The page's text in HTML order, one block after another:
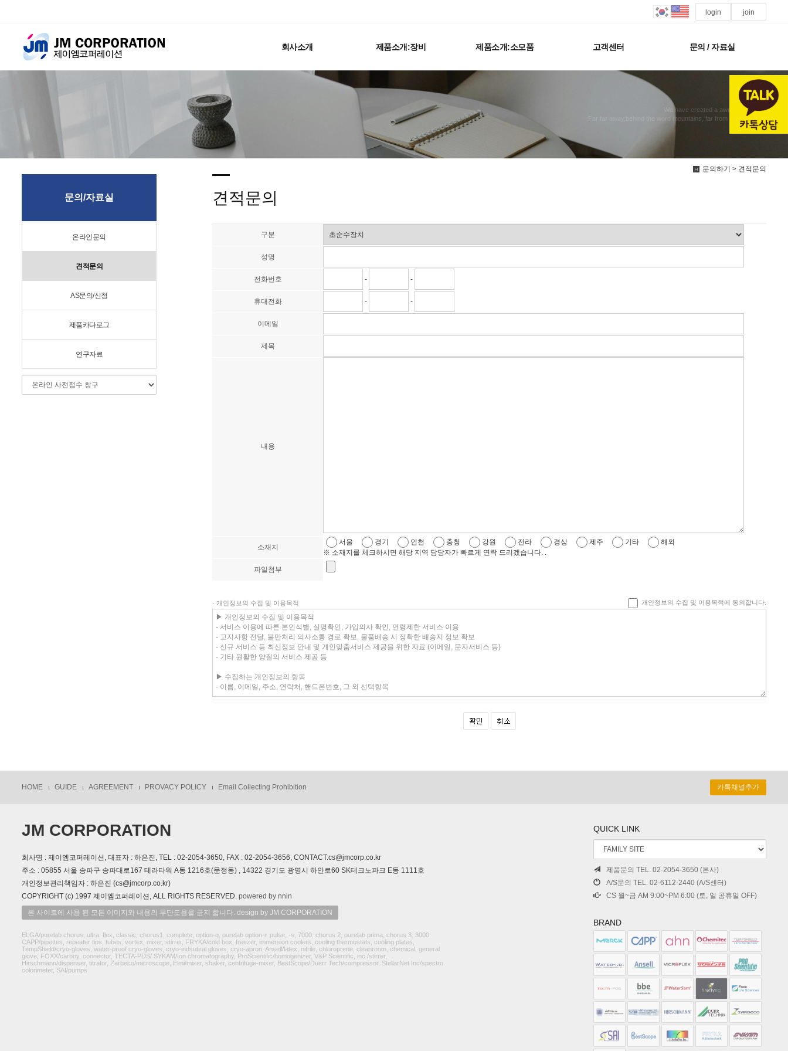
login join
회사소개 제품소개:장비 제품소개:소모품 고객센터 문의 / 자료실
We have created a awesome theme
Far far away,behind the word mountains, far from the countries
문의하기 > 견적문의
문의/자료실
온라인문의
견적문의
AS문의/신청
제품카다로그
연구자료
견적문의
구분
성명
전화번호 - -
휴대전화 - -
이메일
제목
내용
소재지
서울 경기 인천 충청 강원 전라 경상 제주 기타
해외
※ 소재지를 체크하시면 해당 지역 담당자가 빠르게 연락 드리겠습니다. .
파일첨부
· 개인정보의 수집 및 이용목적 개인정보의 수집 및 이용목적에 동의합니다.
HOME GUIDE AGREEMENT PROVACY POLICY Email Collecting Prohibition 카톡채널추가
JM CORPORATION
회사명 : 제이엠코퍼레이션, 대표자 : 하은진, TEL : 02-2054-3650, FAX : 02-2054-3656, CONTACT:cs@jmcorp.co.kr
주소 : 05855 서울 송파구 송파대로167 테라타워 A동 1216호(문정동) , 14322 경기도 광명시 하안로60 SK테크노파크 E동 1111호
개인정보관리책임자 : 하은진 (cs@jmcorp.co.kr)
COPYRIGHT (c) 1997 제이엠코퍼레이션, ALL RIGHTS RESERVED. powered by nnin
본 사이트에 사용 된 모든 이미지와 내용의 무단도용을 금지 합니다. design by JM CORPORATION
ELGA/purelab chorus, ultra, flex, classic, chorus1, complete, option-q, purelab option-r, pulse, -s, 7000, chorus 2, purelab prima, chorus 3, 3000,
CAPP/pipettes, repeater tips, tubes, vortex, mixer, stirrer, FRYKA/cold box, freezer, immersion coolers, cooling thermostats, cooling plates,
TempShield/cryo-gloves, water-proof cryo-gloves, cryo-indsutiral gloves, cryo-apron, Ansell/latex, nitrile, chloroprene, cleanroom, chemical, general
glove, FOXX/carboy, connector, TECTA-PDS/ SYKAM/Ion chromatography, ProScientific/homogenizer, V&P Scientific, inc./stirrer,
Hirschmann/dispenser, titrator, Zarbeco/microscope, Elmi/mixer, shaker, centrifuge-mixer, BestScope/Duerr Tech/compressor, StellarNet Inc/spectro
colorimeter, SAI/pumps
QUICK LINK
제품문의 TEL. 02-2054-3650 (본사)
A/S문의 TEL. 02-6112-2440 (A/S센터)
CS 월~금 AM 9:00~PM 6:00 (토, 일 공휴일 OFF)
BRAND